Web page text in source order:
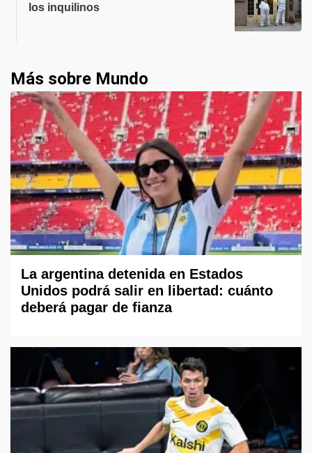
los inquilinos
Más sobre Mundo
La argentina detenida en Estados
Unidos podrá salir en libertad: cuánto
deberá pagar de fianza